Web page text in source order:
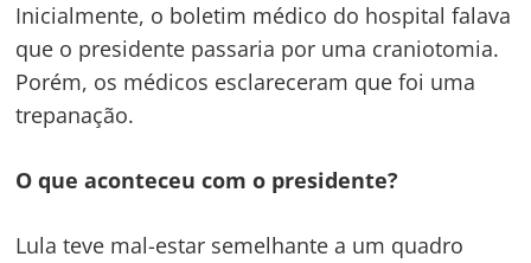
Inicialmente, o boletim médico do hospital falava
que o presidente passaria por uma craniotomia.
Porém, os médicos esclareceram que foi uma
trepanação.
O que aconteceu com o presidente?
Lula teve mal-estar semelhante a um quadro